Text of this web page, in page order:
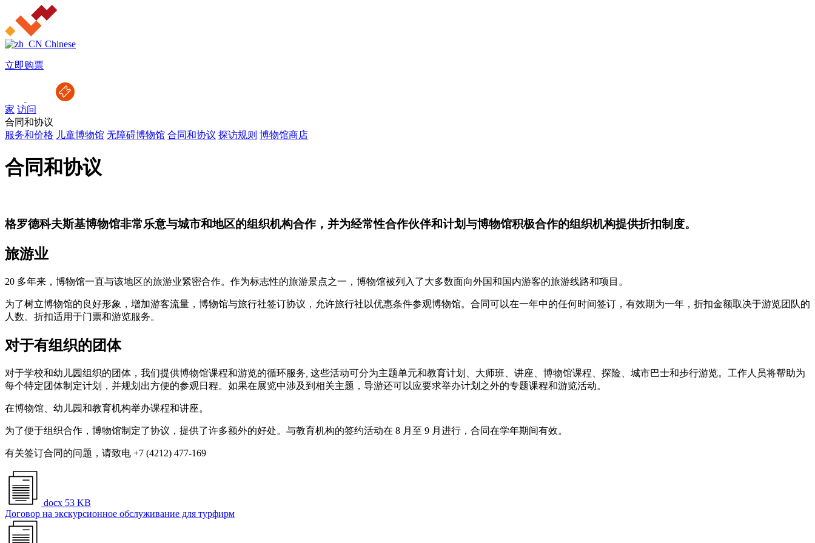
Chinese
立即购票
家 访问
合同和协议
服务和价格 儿童博物馆 无障碍博物馆 合同和协议 探访规则 博物馆商店
合同和协议
格罗德科夫斯基博物馆非常乐意与城市和地区的组织机构合作，并为经常性合作伙伴和计划与博物馆积极合作的组织机构提供折扣制度。
旅游业
20 多年来，博物馆一直与该地区的旅游业紧密合作。作为标志性的旅游景点之一，博物馆被列入了大多数面向外国和国内游客的旅游线路和项目。
为了树立博物馆的良好形象，增加游客流量，博物馆与旅行社签订协议，允许旅行社以优惠条件参观博物馆。合同可以在一年中的任何时间签订，有效期为一年，折扣金额取决于游览团队的
人数。折扣适用于门票和游览服务。
对于有组织的团体
对于学校和幼儿园组织的团体，我们提供博物馆课程和游览的循环服务 这些活动可分为主题单元和教育计划、大师班、讲座、博物馆课程、探险、城市巴士和步行游览。工作人员将帮助为
每个特定团体制定计划，并规划出方便的参观日程。如果在展览中涉及到相关主题，导游还可以应要求举办计划之外的专题课程和游览活动。
在博物馆、幼儿园和教育机构举办课程和讲座。
为了便于组织合作，博物馆制定了协议，提供了许多额外的好处。与教育机构的签约活动在 8 月至 9 月进行，合同在学年期间有效。
有关签订合同的问题，请致电 +7 (4212) 477-169
docx 53 KB
Договор на экскурсионное обслуживание для турфирм